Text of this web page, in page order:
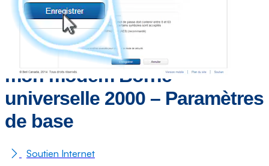
Comment configurer le
réseau Wi-Fi primaire sur
mon modem Borne
universelle 2000 – Paramètres
de base
Soutien Internet